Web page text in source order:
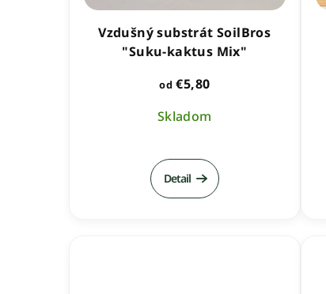
Vzdušný substrát SoilBros
"Suku-kaktus Mix"
od€5,80
Skladom
hodnotenie
produktu
je
Detail